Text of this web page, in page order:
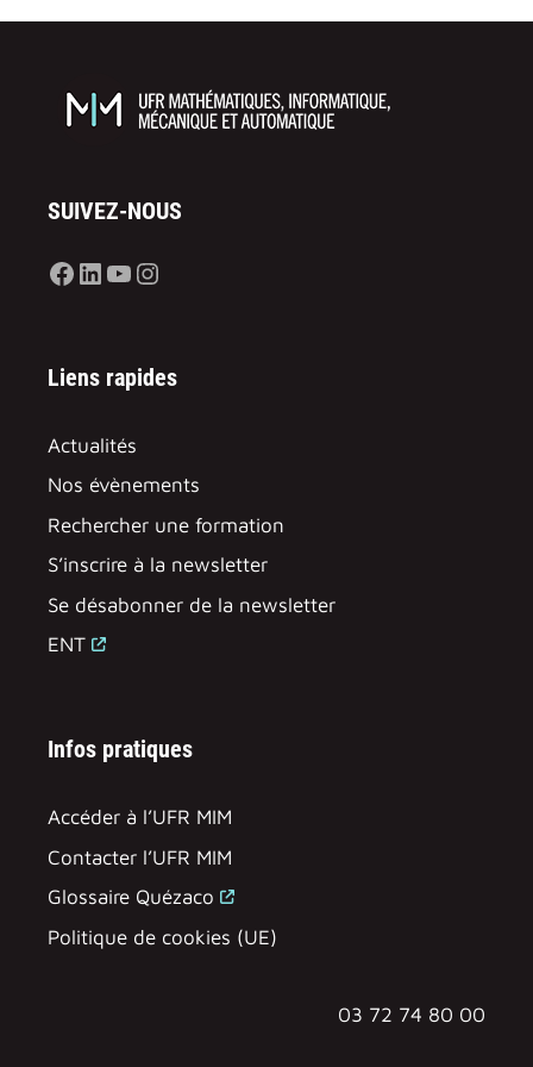
Langues
SUIVEZ-NOUS
Facebook
LinkedIn
YouTube
Instagram
Liens rapides
Actualités
Nos évènements
Rechercher une formation
S’inscrire à la newsletter
Se désabonner de la newsletter
ENT
Infos pratiques
Accéder à l’UFR MIM
Contacter l’UFR MIM
Glossaire Quézaco
Politique de cookies (UE)
03 72 74 80 00